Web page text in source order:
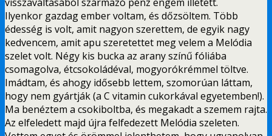
Ilyenkor gazdag ember voltam, és dőzsöltem. Több
édesség is volt, amit nagyon szerettem, de egyik nagy
kedvencem, amit apu szeretettet meg velem a Melódia
szelet volt. Négy kis bucka az arany színű fóliába
csomagolva, étcsokoládéval, mogyorókrémmel töltve.
Imádtam, és ahogy idősebb lettem, szomorúan láttam,
hogy nem gyártják (a C vitamin cukorkával egyetemben!).
Ma benéztem a csokiboltba, és megakadt a szemem rajta.
Az elfeledett majd újra felfedezett Melódia szeleten.